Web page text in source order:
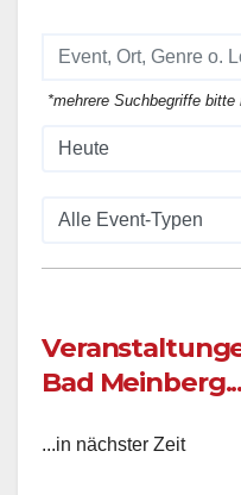
*mehrere Suchbegriffe
Bad Meinberg...
...in nächster Zeit